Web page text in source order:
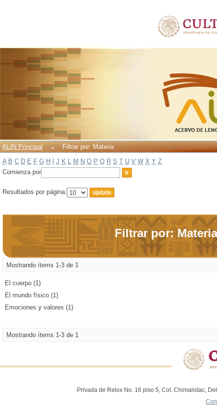
ALIN Principal →
Filtrar por: Materia
A B C D E F G H J K L M N O P Q R S T U V W X Y Z
Comienza por
Resultados por página:
Filtrar por: Materia
Mostrando ítems 1-3 de 1
El cuerpo (1)
El mundo físico (1)
Emociones y valores (1)
Mostrando ítems 1-3 de 1
Privada de Relox No. 16 piso 5, Col. Chimalistac,